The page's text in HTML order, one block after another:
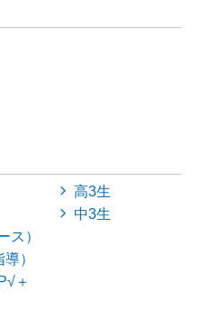
高3生
中3生
ス）
）
＋